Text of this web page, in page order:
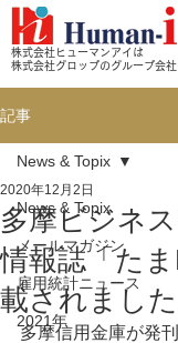
株式会社ヒューマンアイは
株式会社グロップのグループ会
記事
News & Topix
メールマガジン
雇用統計ニュース
2021年
News & Topix
多摩ビジネ
情報誌「た
載されました
2020年12月2日
多摩信用金庫が発